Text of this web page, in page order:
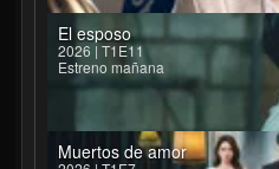
El esposo
2026 | T1E11
Estreno mañana
Muertos de amor